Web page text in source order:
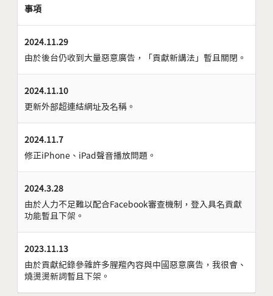
事項
2024.11.29
由於後台仍收到大量惡意廣告，「貢獻新講法」暫且關閉。
2024.11.10
更新外部超連結網址及名稱。
2024.11.7
修正iPhone、iPad聲音播放問題。
2024.3.28
由於人力不足難以配合Facebook審查機制，登入具名貢獻
功能暫且下架。
2023.11.13
由於貢獻紀錄參雜許多腥羶內容與中國惡意廣告，我很會、
燒燙燙新詞暫且下架。